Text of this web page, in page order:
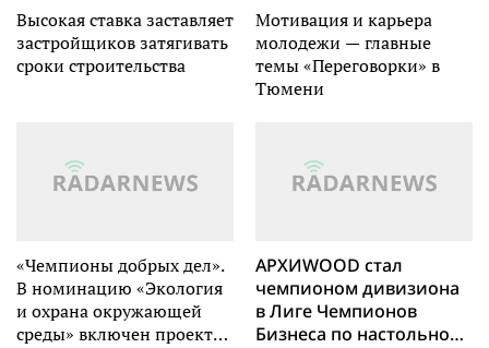
Высокая ставка заставляет
застройщиков затягивать
сроки строительства
Мотивация и карьера
молодежи — главные
темы «Переговорки» в
Тюмени
«Чемпионы добрых дел».
В номинацию «Экология
и охрана окружающей
среды» включен проект
АРХИWOOD стал
чемпионом дивизиона
в Лиге Чемпионов
Бизнеса по настольному